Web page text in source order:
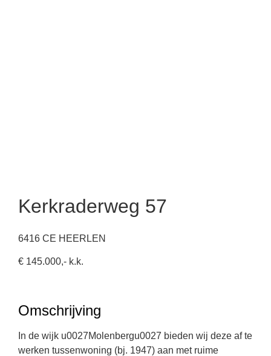
Kerkraderweg 57
6416 CE HEERLEN
€ 145.000,- k.k.
Omschrijving
In de wijk u0027Molenbergu0027 bieden wij deze af te
werken tussenwoning (bj. 1947) aan met ruime